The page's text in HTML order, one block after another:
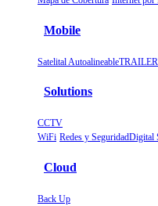
Mobile
Satelital AutoalineableTRAILER
Solutions
CCTV
WiFi Redes y SeguridadDigital
Cloud
Back Up